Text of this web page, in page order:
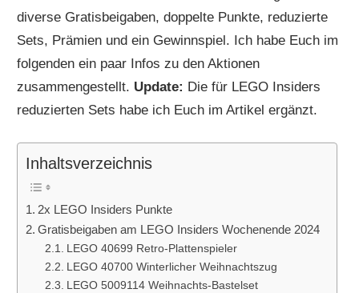
diverse Gratisbeigaben, doppelte Punkte, reduzierte
Sets, Prämien und ein Gewinnspiel. Ich habe Euch im
folgenden ein paar Infos zu den Aktionen
zusammengestellt. Update: Die für LEGO Insiders
reduzierten Sets habe ich Euch im Artikel ergänzt.
Inhaltsverzeichnis
2x LEGO Insiders Punkte
Gratisbeigaben am LEGO Insiders Wochenende 2024
LEGO 40699 Retro-Plattenspieler
LEGO 40700 Winterlicher Weihnachtszug
LEGO 5009114 Weihnachts-Bastelset